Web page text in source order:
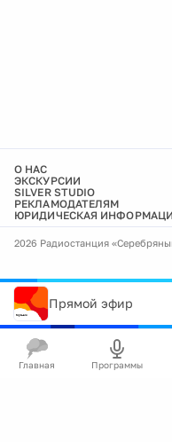
О НАС
ЭКСКУРСИИ
SILVER STUDIO
РЕКЛАМОДАТЕЛЯМ
ЮРИДИЧЕСКАЯ
2026 Радиостанция
Прямой эфир
Главная Программы